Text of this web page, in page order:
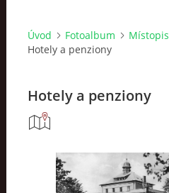
Úvod Fotoalbum Místopis
Hotely a penziony
Hotely a penziony